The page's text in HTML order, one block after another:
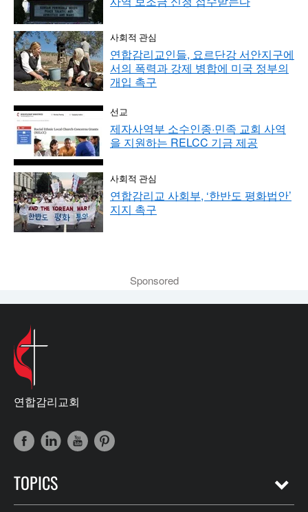
사회적 관심
연합감리교인들, 요르단강 서안지구에
서의 폭력과 강제 병합에 미국 정부의
개입 촉구
선교
제자사역부 소수인종·민족 교회 사역
을 지원하는 RELCC 기금 제공
사회적 관심
연합감리교 사회부, ‘한반도 평화법안’
지지 촉구
Sponsored
연합감리교회
TOPICS